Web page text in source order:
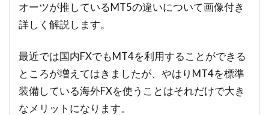
オーツが推しているMT5の違いについて画像付き
詳しく解説します。
最近では国内FXでもMT4を利用することができる
ところが増えてはきましたが、やはりMT4を標準
装備している海外FXを使うことはそれだけで大き
なメリットになります。